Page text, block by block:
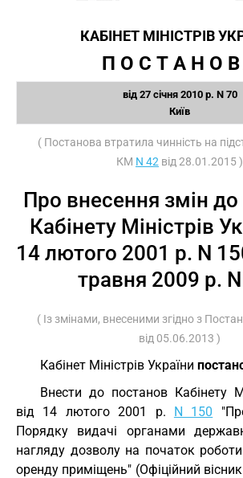
КАБІНЕТ МІНІСТРІВ
П О С Т А Н О
від 27 січня 2010 р. N 70
Київ
( Постанова втратила чинність на
КМ N 42 від 28.01.2015 )
Про внесення змін
Кабінету Міністрів
14 лютого 2001 р. N
травня 2009 р.
( Із змінами, внесеними згідно з
від 05.06.2013 )
Кабінет Міністрів України
Внести до постанов Кабінету
від 14 лютого 2001 р. N 150
Порядку видачі органами
нагляду дозволу на початок
оренду приміщень" (Офіційний